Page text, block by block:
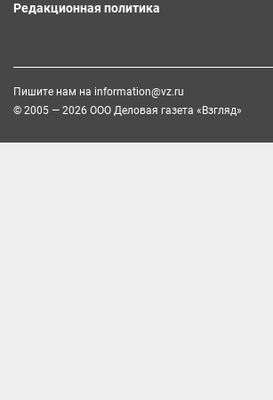
Редакционная политика
Пишите нам на information@vz.ru
© 2005 — 2026 ООО Деловая газета «Взгляд»